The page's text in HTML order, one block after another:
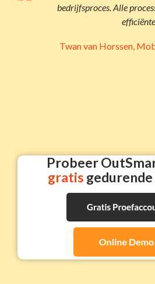
bedrijfsproces. Alle
Twan van Horssen,
Probeer
gratis gedurende